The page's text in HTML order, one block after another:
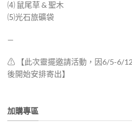
⑷ 鼠尾草 & 聖木
⑸光石旅礦袋
—
⚠︎︎ 【此次靈擺邀請活動，因6/5-6/
後開始安排寄出】
加購專區